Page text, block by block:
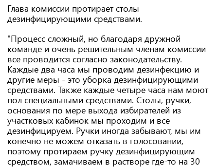
Глава комиссии протирает столы
дезинфицирующими средствами.
"Процесс сложный, но благодаря дружной
команде и очень решительным членам комиссии
все проводится согласно законодательству.
Каждые два часа мы проводим дезинфекцию и
другие меры - это уборка дезинфицирующими
средствами. Также каждые четыре часа нам моют
пол специальными средствами. Столы, ручки,
основания по мере выхода избирателей из
участковых кабинок мы проходим и все
дезинфицируем. Ручки иногда забывают, мы им
конечно не можем отказать в голосовании,
поэтому протираем ручку дезинфицирующим
средством, замачиваем в растворе где-то на 30